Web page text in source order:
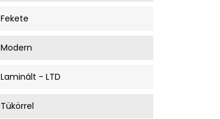
Fekete
Modern
Laminált - LTD
Tükörrel